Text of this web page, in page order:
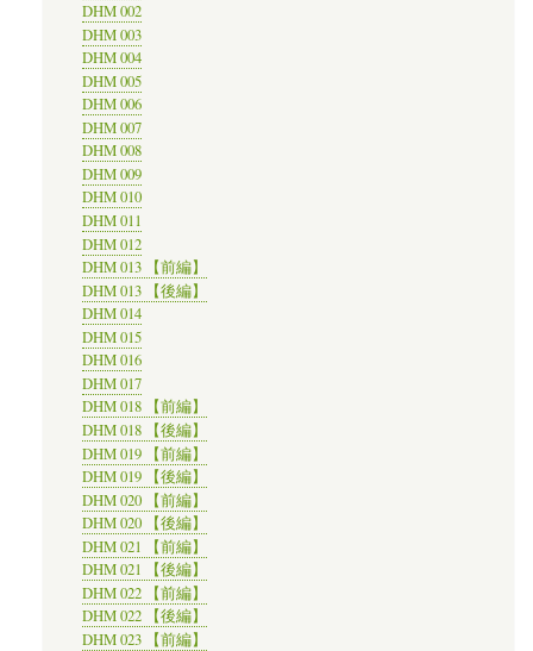
DHM 002
DHM 003
DHM 004
DHM 005
DHM 006
DHM 007
DHM 008
DHM 009
DHM 010
DHM 011
DHM 012
DHM 013 【前編】
DHM 013 【後編】
DHM 014
DHM 015
DHM 016
DHM 017
DHM 018 【前編】
DHM 018 【後編】
DHM 019 【前編】
DHM 019 【後編】
DHM 020 【前編】
DHM 020 【後編】
DHM 021 【前編】
DHM 021 【後編】
DHM 022 【前編】
DHM 022 【後編】
DHM 023 【前編】